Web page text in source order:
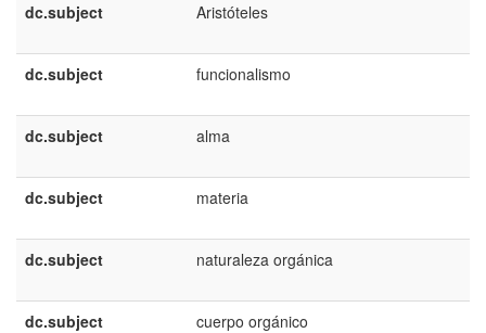
dc.subject
Aristóteles
dc.subject funcionalismo
dc.subject alma
dc.subject materia
dc.subject naturaleza orgánica
dc.subject cuerpo orgánico